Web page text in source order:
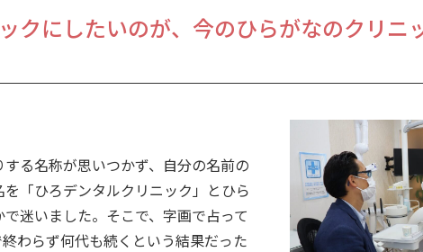
クにしたいのが、今のひらがなのクリニ
る名称が思いつかず、自分の名前の
「ひろデンタルクリニック」とひら
迷いました。そこで、字画で占って
わらず何代も続くという結果だった